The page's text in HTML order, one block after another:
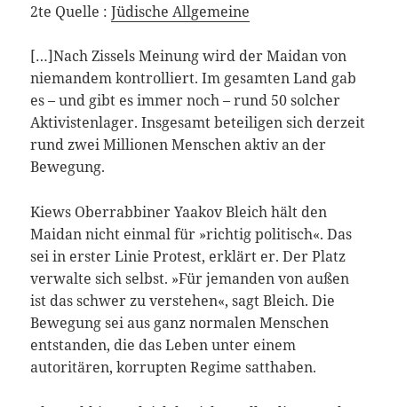
2te Quelle :Jüdische Allgemeine
[…]Nach Zissels Meinung wird der Maidan von
niemandem kontrolliert. Im gesamten Land gab
es – und gibt es immer noch – rund 50 solcher
Aktivistenlager. Insgesamt beteiligen sich derzeit
rund zwei Millionen Menschen aktiv an der
Bewegung.
Kiews Oberrabbiner Yaakov Bleich hält den
Maidan nicht einmal für »richtig politisch«. Das
sei in erster Linie Protest, erklärt er. Der Platz
verwalte sich selbst. »Für jemanden von außen
ist das schwer zu verstehen«, sagt Bleich. Die
Bewegung sei aus ganz normalen Menschen
entstanden, die das Leben unter einem
autoritären, korrupten Regime satthaben.